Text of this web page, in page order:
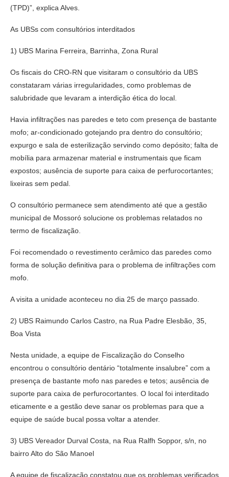
(TPD)”, explica Alves.
As UBSs com consultórios interditados
1) UBS Marina Ferreira, Barrinha, Zona Rural
Os fiscais do CRO-RN que visitaram o consultório da UBS
constataram várias irregularidades, como problemas de
salubridade que levaram a interdição ética do local.
Havia infiltrações nas paredes e teto com presença de bastante
mofo; ar-condicionado gotejando pra dentro do consultório;
expurgo e sala de esterilização servindo como depósito; falta de
mobília para armazenar material e instrumentais que ficam
expostos; ausência de suporte para caixa de perfurocortantes;
lixeiras sem pedal.
O consultório permanece sem atendimento até que a gestão
municipal de Mossoró solucione os problemas relatados no
termo de fiscalização.
Foi recomendado o revestimento cerâmico das paredes como
forma de solução definitiva para o problema de infiltrações com
mofo.
A visita a unidade aconteceu no dia 25 de março passado.
2) UBS Raimundo Carlos Castro, na Rua Padre Elesbão, 35,
Boa Vista
Nesta unidade, a equipe de Fiscalização do Conselho
encontrou o consultório dentário “totalmente insalubre” com a
presença de bastante mofo nas paredes e tetos; ausência de
suporte para caixa de perfurocortantes. O local foi interditado
eticamente e a gestão deve sanar os problemas para que a
equipe de saúde bucal possa voltar a atender.
3) UBS Vereador Durval Costa, na Rua Ralfh Soppor, s/n, no
bairro Alto do São Manoel
A equipe de fiscalização constatou que os problemas verificados